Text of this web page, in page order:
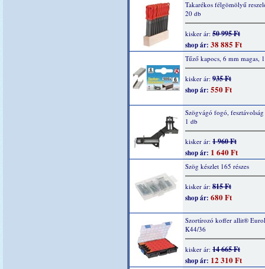
Takarékos félgömölyű
20 db
kisker ár: 50 995 Ft
shop ár: 38 885 Ft
Tűző kapocs, 6 mm magas,
kisker ár: 935 Ft
shop ár: 550 Ft
Szögvágó fogó,
1 db
kisker ár: 1 960 Ft
shop ár: 1 640 Ft
Szög készlet 165 részes
kisker ár: 815 Ft
shop ár: 680 Ft
Szortírozó koffer allit®
K44/36
kisker ár: 14 665 Ft
shop ár: 12 310 Ft